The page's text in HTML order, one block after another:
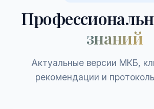
знаний
Актуальные версии МКБ,
рекомендации и